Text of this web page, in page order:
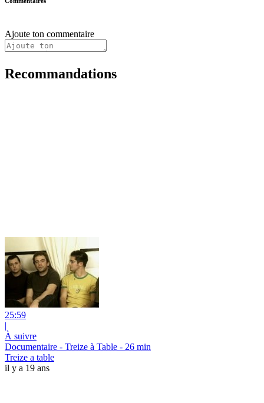
Ajoute ton commentaire
Recommandations
25:59
|
À suivre
Documentaire - Treize à Table - 26 min
Treize a table
il y a 19 ans